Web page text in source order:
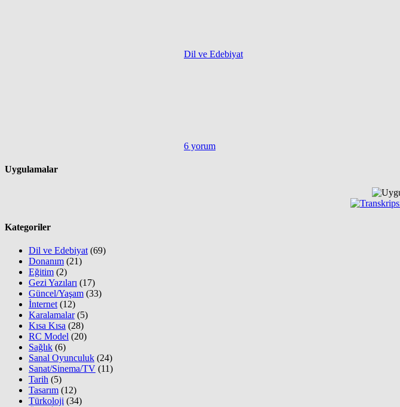
Dil ve Edebiyat
6 yorum
Uygulamalar
Kategoriler
Dil ve Edebiyat (69)
Donanım (21)
Eğitim (2)
Gezi Yazıları (17)
Güncel/Yaşam (33)
İnternet (12)
Karalamalar(5)
Kısa Kısa (28)
RC Model (20)
Sağlık (6)
Sanal Oyunculuk (24)
Sanat/Sinema/TV (11)
Tarih (5)
Tasarım (12)
Türkoloji (34)